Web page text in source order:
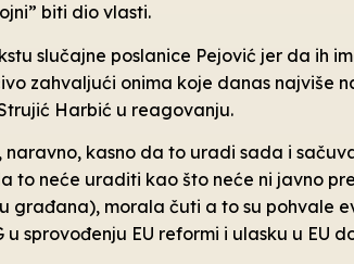
biti dio vlasti.
slučajne poslanice Pejović jer da ih
zahvaljući onima koje danas najviše
Harbić u reagovanju.
kasno da to uradi sada i
to neće uraditi kao što neće ni javno
građana), morala čuti a to su pohvale
sprovođenju EU reformi i ulasku u EU